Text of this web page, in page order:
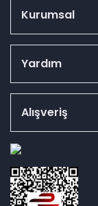
Kurumsal
Yardım
Alışveriş